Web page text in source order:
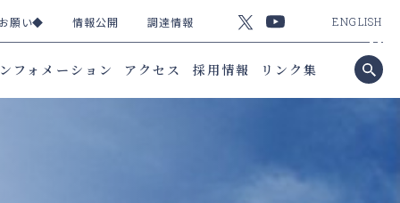
願い◆ 情報公開 調達情報 ENGLISH
フォメーション アクセス 採用情報 リンク集